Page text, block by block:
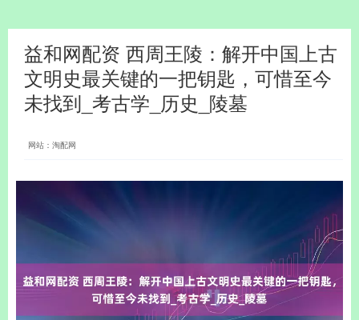
益和网配资 西周王陵：解开中国上古
文明史最关键的一把钥匙，可惜至今
未找到_考古学_历史_陵墓
网站：淘配网